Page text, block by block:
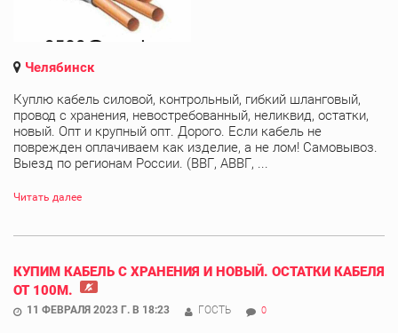
Челябинск
Куплю кабель силовой, контрольный, гибкий шланговый,
провод с хранения, невостребованный, неликвид, остатки,
новый. Опт и крупный опт. Дорого. Если кабель не
поврежден оплачиваем как изделие, а не лом! Самовывоз.
Выезд по регионам России. (ВВГ, АВВГ, ...
Читать далее
КУПИМ КАБЕЛЬ С ХРАНЕНИЯ И НОВЫЙ. ОСТАТКИ КАБЕЛЯ
ОТ 100М.
11 ФЕВРАЛЯ 2023 Г. В 18:23 ГОСТЬ 0